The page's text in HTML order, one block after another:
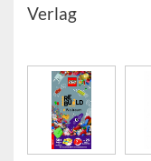
Verlag